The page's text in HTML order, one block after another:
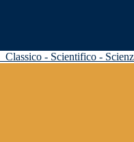
Classico - Scientifico -